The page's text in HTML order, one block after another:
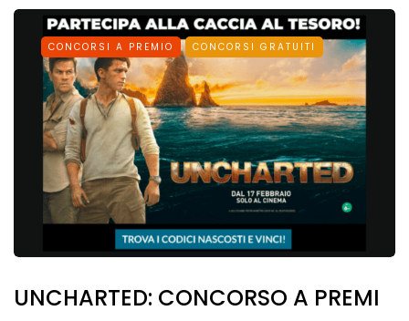
CONCORSI A PREMIO CONCORSI GRATUITI
UNCHARTED: CONCORSO A PREMI